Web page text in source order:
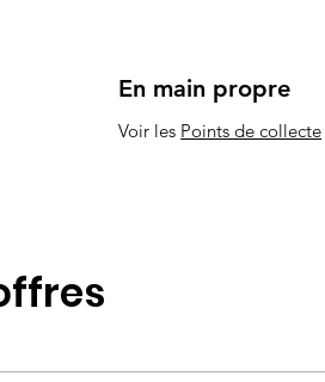
En main propre
Voir les Points de collecte